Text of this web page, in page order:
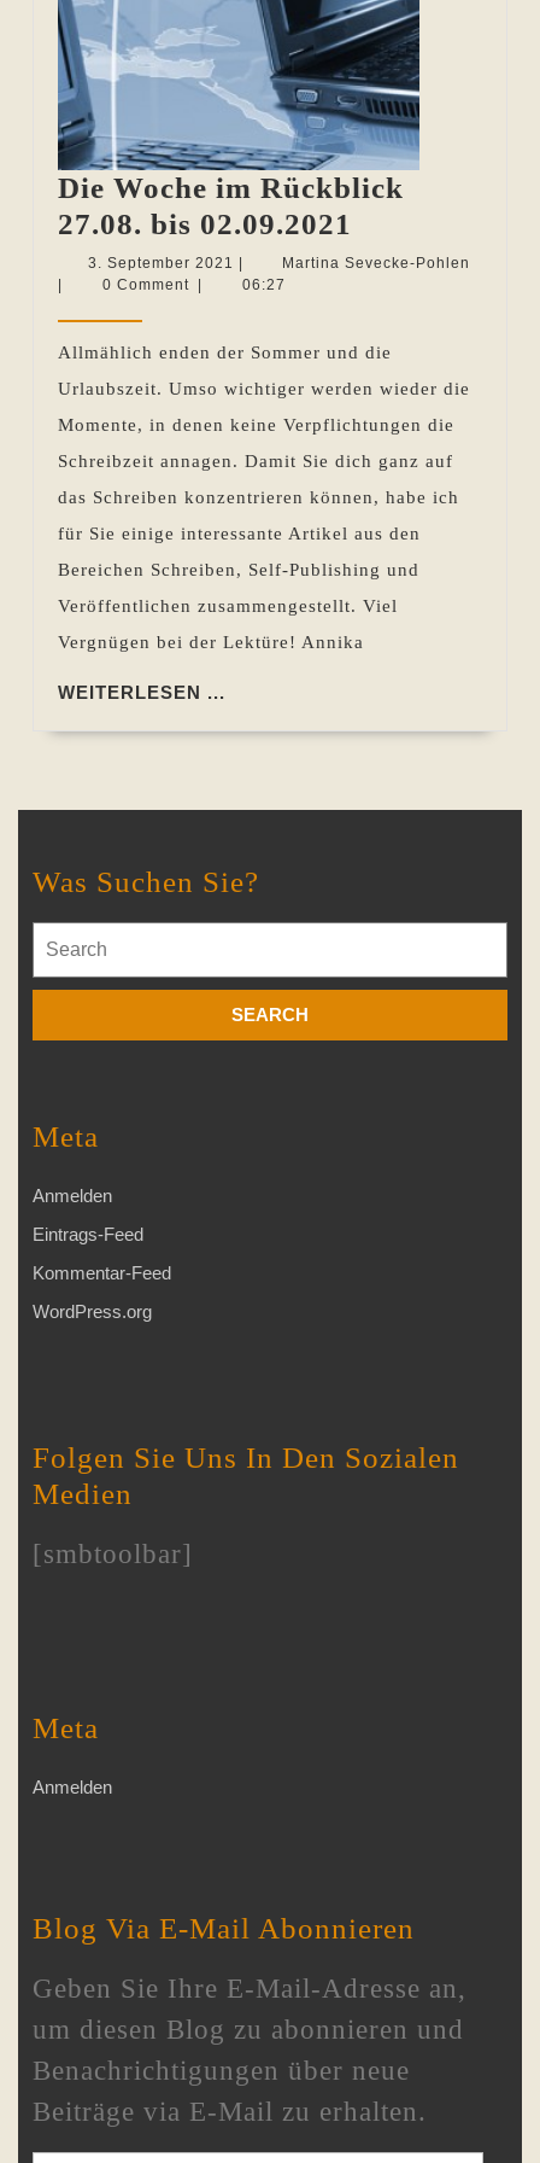
Die Woche im Rückblick
27.08. bis 02.09.2021
Woche
27.08.
bis
02.09.2021
3. September 2021 3.
September
Martina Sevecke-Pohlen
0 Comment 06:27
Allmählich enden der Sommer und die
Urlaubszeit. Umso wichtiger werden wieder die
Momente, in denen keine Verpflichtungen die
Schreibzeit annagen. Damit Sie dich ganz auf
das Schreiben konzentrieren können, habe ich
für Sie einige interessante Artikel aus den
Bereichen Schreiben, Self-Publishing und
Veröffentlichen zusammengestellt. Viel
Vergnügen bei der Lektüre! Annika
WEITERLESEN ...
Was Suchen Sie?
for:
Meta
Anmelden
Eintrags-Feed
Kommentar-Feed
WordPress.org
Folgen Sie Uns In Den Sozialen
Medien
[smbtoolbar]
Meta
Anmelden
Blog Via E-Mail Abonnieren
Geben Sie Ihre E-Mail-Adresse an,
um diesen Blog zu abonnieren und
Benachrichtigungen über neue
Beiträge via E-Mail zu erhalten.